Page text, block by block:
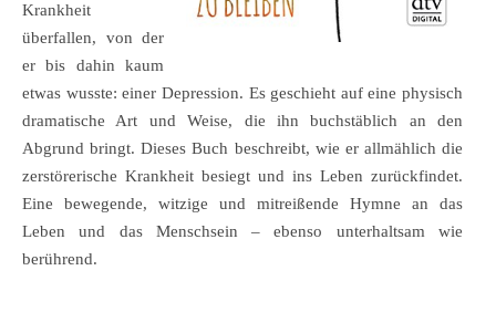
Krankheit
überfallen, von der
er bis dahin kaum
etwas wusste: einer Depression. Es geschieht auf eine physisch
dramatische Art und Weise, die ihn buchstäblich an den
Abgrund bringt. Dieses Buch beschreibt, wie er allmählich die
zerstörerische Krankheit besiegt und ins Leben zurückfindet.
Eine bewegende, witzige und mitreißende Hymne an das
Leben und das Menschsein – ebenso unterhaltsam wie
berührend.